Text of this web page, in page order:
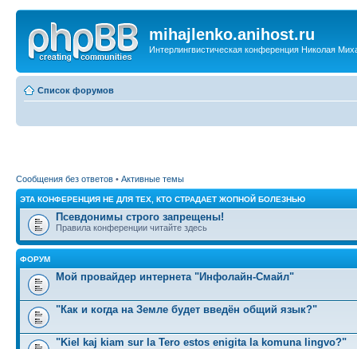
mihajlenko.anihost.ru
Интерлингвистическая конференция Николая
Список форумов
Сообщения без ответов • Активные темы
ЭТА КОНФЕРЕНЦИЯ НЕ ДЛЯ ТЕХ, КТО СТРАДАЕТ ЖОПНОЙ БОЛЕЗНЬЮ
Псевдонимы строго запрещены!
Правила конференции читайте здесь
ФОРУМ
Мой провайдер интернета "Инфолайн-Смайл"
"Как и когда на Земле будет введён общий язык?"
"Kiel kaj kiam sur la Tero estos enigita la komuna lingvo?"